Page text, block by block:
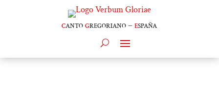
cantogregoriano –españa